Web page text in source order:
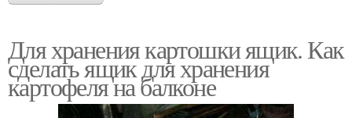
Для хранения картошки ящик. Как
сделать ящик для хранения
картофеля на балконе